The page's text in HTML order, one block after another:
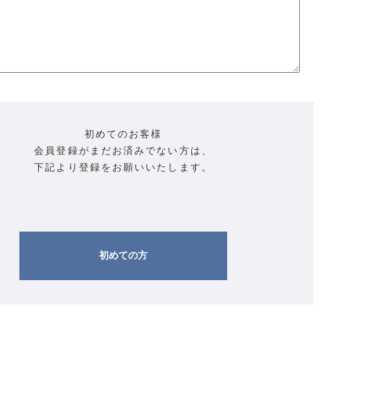
初めてのお客様
会員登録がまだお済みでない方は、
下記より登録をお願いいたします。
初めての方